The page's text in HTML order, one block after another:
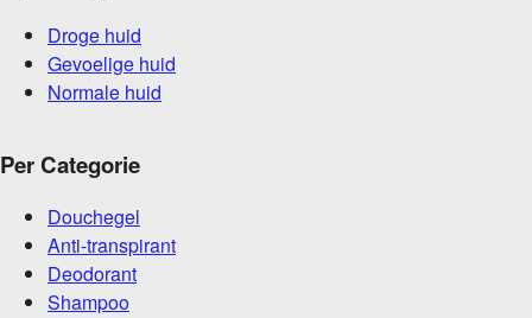
Droge huid
Gevoelige huid
Normale huid
Per Categorie
Douchegel
Anti-transpirant
Deodorant
Shampoo